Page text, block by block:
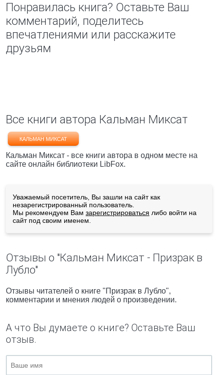
Понравилась книга? Оставьте Ваш
комментарий, поделитесь
впечатлениями или расскажите
друзьям
Все книги автора Кальман Миксат
КАЛЬМАН МИКСАТ
Кальман Миксат - все книги автора в одном месте на
сайте онлайн библиотеки LibFox.
Уважаемый посетитель, Вы зашли на сайт как
незарегистрированный пользователь.
Мы рекомендуем Вам зарегистрироваться либо войти на
сайт под своим именем.
Отзывы о "Кальман Миксат - Призрак в
Лубло"
Отзывы читателей о книге "Призрак в Лубло",
комментарии и мнения людей о произведении.
А что Вы думаете о книге? Оставьте Ваш
отзыв.